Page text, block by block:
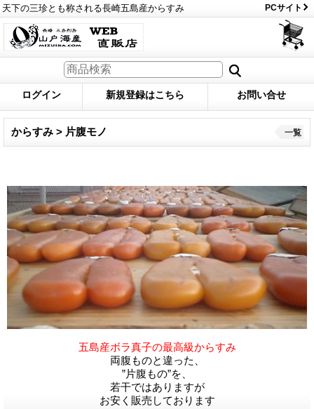
天下の三珍とも称される長崎五島産からすみ PCサイト
ログイン 新規登録はこちら お問い合せ
からすみ > 片腹モノ
五島産ボラ真子の最高級からすみ
両腹ものと違った、
”片腹もの”を、
若干ではありますが
お安く販売しております
一覧